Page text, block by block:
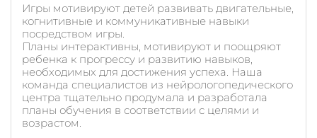
Игры мотивируют детей развивать двигательные,
когнитивные и коммуникативные навыки
посредством игры.
Планы интерактивны, мотивируют и поощряют
ребенка к прогрессу и развитию навыков,
необходимых для достижения успеха. Наша
команда специалистов из нейрологопедического
центра тщательно продумала и разработала
планы обучения в соответствии с целями и
возрастом.